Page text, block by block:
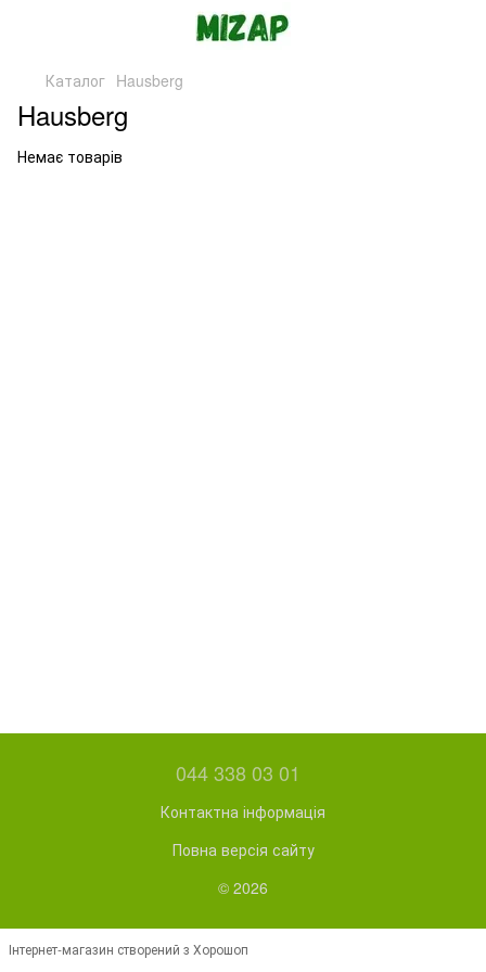
Каталог Hausberg
Hausberg
Немає товарів
044 338 03 01
Контактна інформація
Повна версія сайту
© 2026
Інтернет-магазин створений з Хорошоп